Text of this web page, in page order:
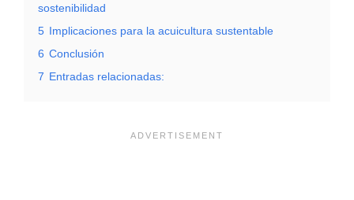
sostenibilidad
5 Implicaciones para la acuicultura sustentable
6 Conclusión
7 Entradas relacionadas: